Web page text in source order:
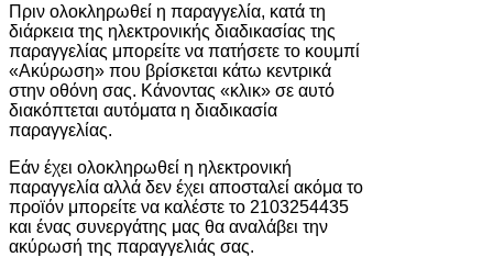
Πριν ολοκληρωθεί η παραγγελία, κατά τη
διάρκεια της ηλεκτρονικής διαδικασίας της
παραγγελίας μπορείτε να πατήσετε το κουμπί
«Ακύρωση» που βρίσκεται κάτω κεντρικά
στην οθόνη σας. Κάνοντας «κλικ» σε αυτό
διακόπτεται αυτόματα η διαδικασία
παραγγελίας.
Εάν έχει ολοκληρωθεί η ηλεκτρονική
παραγγελία αλλά δεν έχει αποσταλεί ακόμα το
προϊόν μπορείτε να καλέστε το 2103254435
και ένας συνεργάτης μας θα αναλάβει την
ακύρωσή της παραγγελιάς σας.